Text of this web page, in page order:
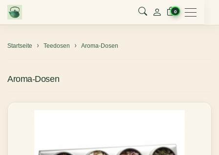
0 Menu
Startseite Teedosen Aroma-Dosen
Aroma-Dosen